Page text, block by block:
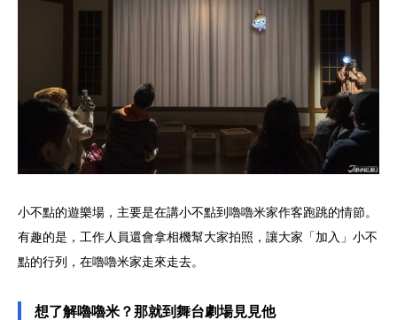
小不點的遊樂場，主要是在講小不點到嚕嚕米家作客跑跳的情節。
有趣的是，工作人員還會拿相機幫大家拍照，讓大家「加入」小不
點的行列，在嚕嚕米家走來走去。
想了解嚕嚕米？那就到舞台劇場見見他